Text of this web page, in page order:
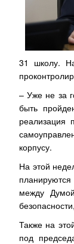
31 школу.
– Уже не за
быть
реализация
корпусу.
На этой
между
Также на
под